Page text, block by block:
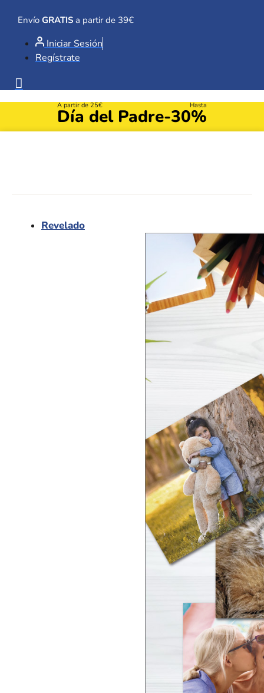
contenido
Envío GRATIS a partir de 39€
Iniciar Sesión
Regístrate
A partir de 25€
Día del Padre
Hasta
-30%
Revelado